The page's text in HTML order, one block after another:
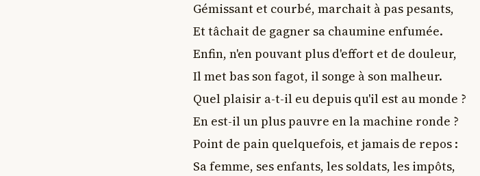
Gémissant et courbé, marchait à pas pesants,
Et tâchait de gagner sa chaumine enfumée.
Enfin, n'en pouvant plus d'effort et de douleur,
Il met bas son fagot, il songe à son malheur.
Quel plaisir a-t-il eu depuis qu'il est au monde ?
En est-il un plus pauvre en la machine ronde ?
Point de pain quelquefois, et jamais de repos :
Sa femme, ses enfants, les soldats, les impôts,